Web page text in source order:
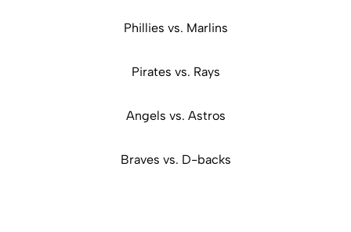
Phillies vs. Marlins
Pirates vs. Rays
Angels vs. Astros
Braves vs. D-backs